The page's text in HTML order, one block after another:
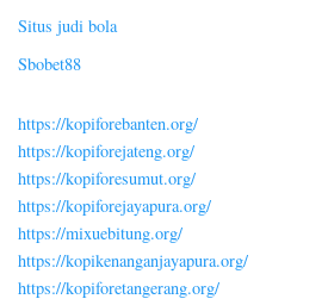
Situs judi bola
Sbobet88
https://kopiforebanten.org/
https://kopiforejateng.org/
https://kopiforesumut.org/
https://kopiforejayapura.org/
https://mixuebitung.org/
https://kopikenanganjayapura.org/
https://kopiforetangerang.org/